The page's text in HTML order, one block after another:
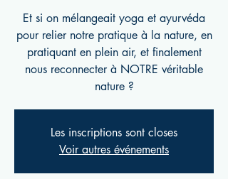
Et si on mélangeait yoga et ayurvéda
pour relier notre pratique à la nature, en
pratiquant en plein air, et finalement
nous reconnecter à NOTRE véritable
nature ?
Les inscriptions sont closes
Voir autres événements